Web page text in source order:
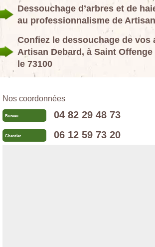
Dessouchage d’arbres et de
au professionnalisme de
Confiez le dessouchage de vos
Artisan Debard, à Saint
le 73100
Nos coordonnées
Bureau 04 82 29 48 73
Chantier 06 12 59 73 20